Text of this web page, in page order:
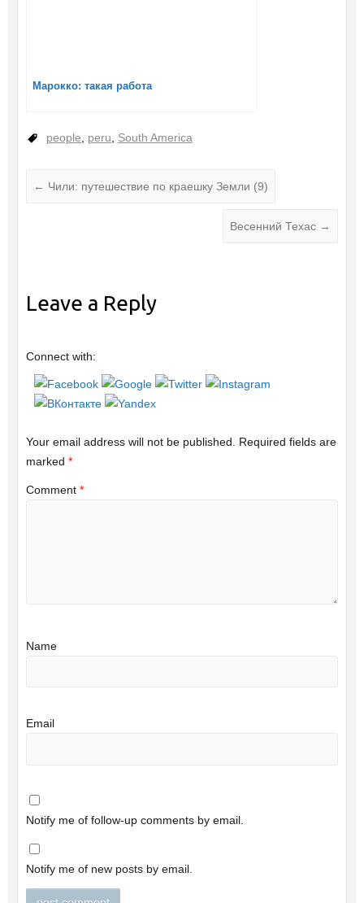
Марокко: такая работа
people peru South America
← Чили: путешествие по краешку Земли (9)
Весенний Техас →
Leave a Reply
Connect with:
Your email address will not be published.
Required fields are
marked *
Comment *
Name
Email
Notify me of follow-up comments by email.
Notify me of new posts by email.